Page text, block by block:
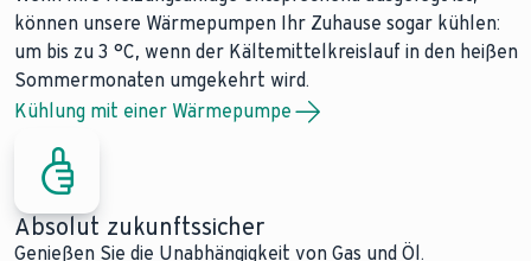
können unsere Wärmepumpen Ihr Zuhause sogar kühlen:
um bis zu 3 °C, wenn der Kältemittelkreislauf in den heißen
Sommermonaten umgekehrt wird.
Kühlung mit einer Wärmepumpe
Absolut zukunftssicher
Genießen Sie die Unabhängigkeit von Gas und Öl.